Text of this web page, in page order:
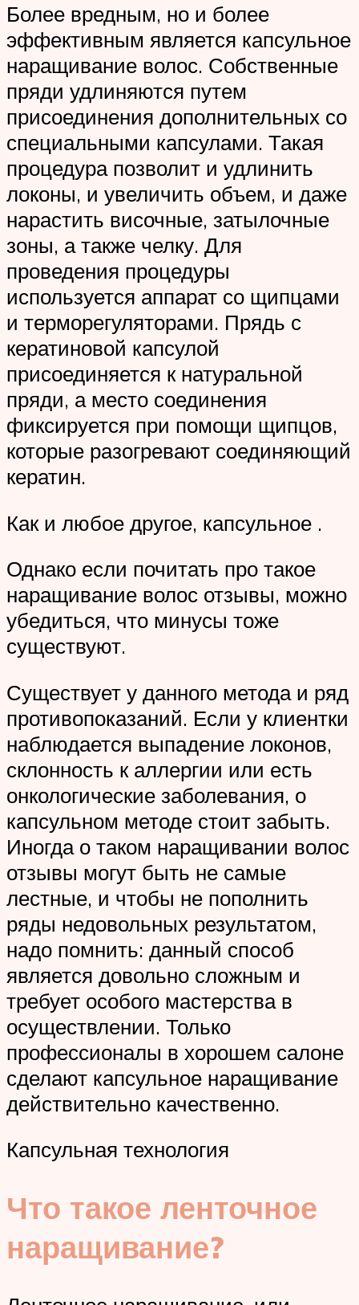
Более вредным, но и более
эффективным является капсульное
наращивание волос. Собственные
пряди удлиняются путем
присоединения дополнительных со
специальными капсулами. Такая
процедура позволит и удлинить
локоны, и увеличить объем, и даже
нарастить височные, затылочные
зоны, а также челку. Для
проведения процедуры
используется аппарат со щипцами
и терморегуляторами. Прядь с
кератиновой капсулой
присоединяется к натуральной
пряди, а место соединения
фиксируется при помощи щипцов,
которые разогревают соединяющий
кератин.
Как и любое другое, капсульное .
Однако если почитать про такое
наращивание волос отзывы, можно
убедиться, что минусы тоже
существуют.
Существует у данного метода и ряд
противопоказаний. Если у клиентки
наблюдается выпадение локонов,
склонность к аллергии или есть
онкологические заболевания, о
капсульном методе стоит забыть.
Иногда о таком наращивании волос
отзывы могут быть не самые
лестные, и чтобы не пополнить
ряды недовольных результатом,
надо помнить: данный способ
является довольно сложным и
требует особого мастерства в
осуществлении. Только
профессионалы в хорошем салоне
сделают капсульное наращивание
действительно качественно.
Капсульная технология
Что такое ленточное
наращивание?